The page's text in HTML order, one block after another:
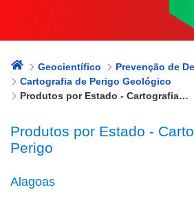
Geocientífico
Prevenção de
Cartografia de Perigo Geológico
Produtos por Estado - Cartografias de Perigo
Produtos por Estado -
Perigo
Alagoas